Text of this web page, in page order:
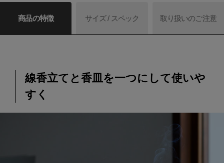
商品の特徴 サイズ / スペック 取り扱いのご注意
線香立てと香皿を一つにして使いや
すく